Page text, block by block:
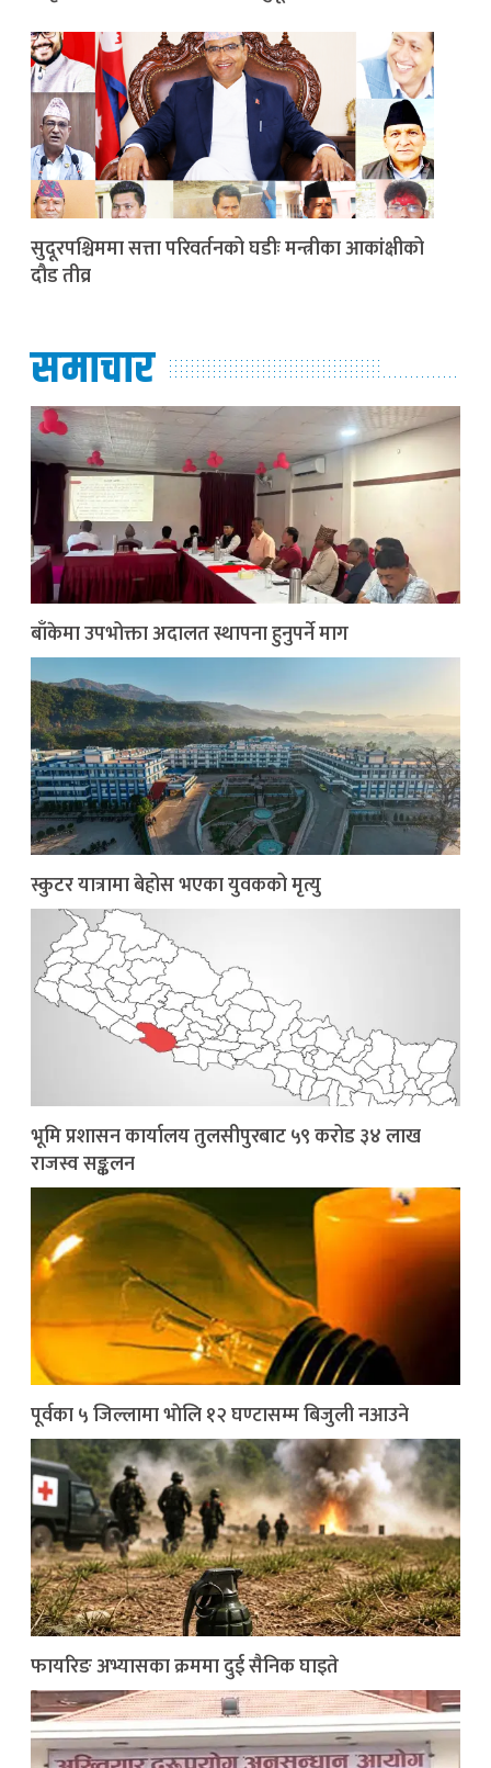
सुदूरपश्चिममा सत्ता परिवर्तनको घडीः मन्त्रीका आकांक्षीको
दौड तीव्र
समाचार
बाँकेमा उपभोक्ता अदालत स्थापना हुनुपर्ने माग
स्कुटर यात्रामा बेहोस भएका युवकको मृत्यु
भूमि प्रशासन कार्यालय तुलसीपुरबाट ५९ करोड ३४ लाख
राजस्व सङ्कलन
पूर्वका ५ जिल्लामा भाेलि १२ घण्टासम्म बिजुली नआउने
फायरिङ अभ्यासका क्रममा दुई सैनिक घाइते